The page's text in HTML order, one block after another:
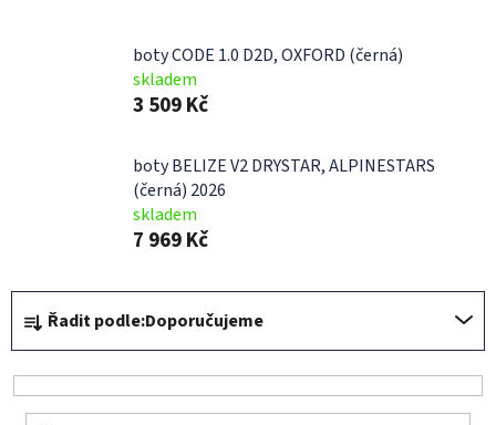
boty CODE 1.0 D2D, OXFORD (černá)
skladem
3 509 Kč
boty BELIZE V2 DRYSTAR, ALPINESTARS
(černá) 2026
skladem
7 969 Kč
Ř
a
z
e
Řadit podle:Doporučujeme